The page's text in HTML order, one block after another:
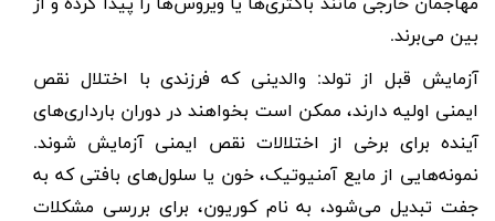
بین می‌برند.
آزمایش قبل از تولد: والدینی که فرزندی با اختلال نقص
ایمنی اولیه دارند، ممکن است بخواهند در دوران بارداری‌های
آینده برای برخی از اختلالات نقص ایمنی آزمایش شوند.
نمونه‌هایی از مایع آمنیوتیک، خون یا سلول‌های بافتی که به
جفت تبدیل می‌شود، به نام کوریون، برای بررسی مشکلات